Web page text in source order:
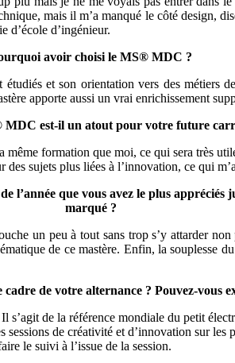
mais il m’a manqué le côté design,
d’école d’ingénieur.
avoir choisi le MS® MDC ?
et son orientation vers des métiers
apporte aussi un vrai enrichissement
MDC est-il un atout pour votre future
formation que moi, ce qui sera très
des sujets plus liées à l’innovation, ce qui
que vous avez le plus
marqué ?
un peu à tout sans trop s’y attarder
de ce mastère. Enfin, la souplesse
de votre alternance ? Pouvez-vous
de la référence mondiale du petit
de créativité et d’innovation sur
le suivi à l’issue de la session.